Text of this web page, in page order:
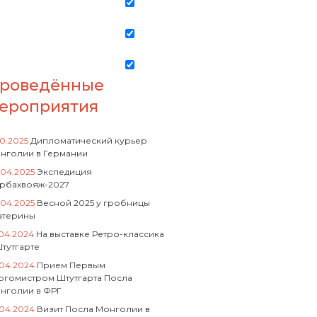
Дипломатический курьер
в Германии
Экспедиция
2027
Весной 2025 у гробницы
На выставке Ретро-классика
Прием Первым
Штутгарта Посла
в ФРГ
Визит Посла Монголии в